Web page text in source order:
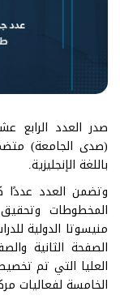
صدر العدد الرابع
(صدى الجامعة)
باللغة الإنجليزية.
وتضمن العدد عددًا
المخطوطات
منيسوتا الدولية
الصفحة الثانية
العليا التي تم
الخامسة لفعاليات